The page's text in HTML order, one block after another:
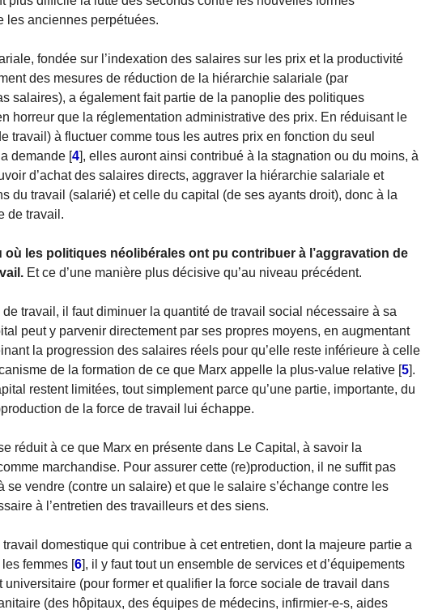
les anciennes perpétuées.
fondée sur l’indexation des salaires sur les prix et la productivité
des mesures de réduction de la hiérarchie salariale (par
salaires), a également fait partie de la panoplie des politiques
horreur que la réglementation administrative des prix. En réduisant le
travail) à fluctuer comme tous les autres prix en fonction du seul
demande [4], elles auront ainsi contribué à la stagnation ou du moins, à
d’achat des salaires directs, aggraver la hiérarchie salariale et
du travail (salarié) et celle du capital (de ses ayants droit), donc à la
de travail.
où les politiques néolibérales ont pu contribuer à l’aggravation de
Et ce d’une manière plus décisive qu’au niveau précédent.
travail, il faut diminuer la quantité de travail social nécessaire à sa
peut y parvenir directement par ses propres moyens, en augmentant
la progression des salaires réels pour qu’elle reste inférieure à celle
de la formation de ce que Marx appelle la plus-value relative [5].
restent limitées, tout simplement parce qu’une partie, importante, du
de la force de travail lui échappe.
réduit à ce que Marx en présente dans Le Capital, à savoir la
marchandise. Pour assurer cette (re)production, il ne suffit pas
se vendre (contre un salaire) et que le salaire s’échange contre les
à l’entretien des travailleurs et des siens.
domestique qui contribue à cet entretien, dont la majeure partie a
femmes [6], il y faut tout un ensemble de services et d’équipements
(pour former et qualifier la force sociale de travail dans
(des hôpitaux, des équipes de médecins, infirmier-e-s, aides